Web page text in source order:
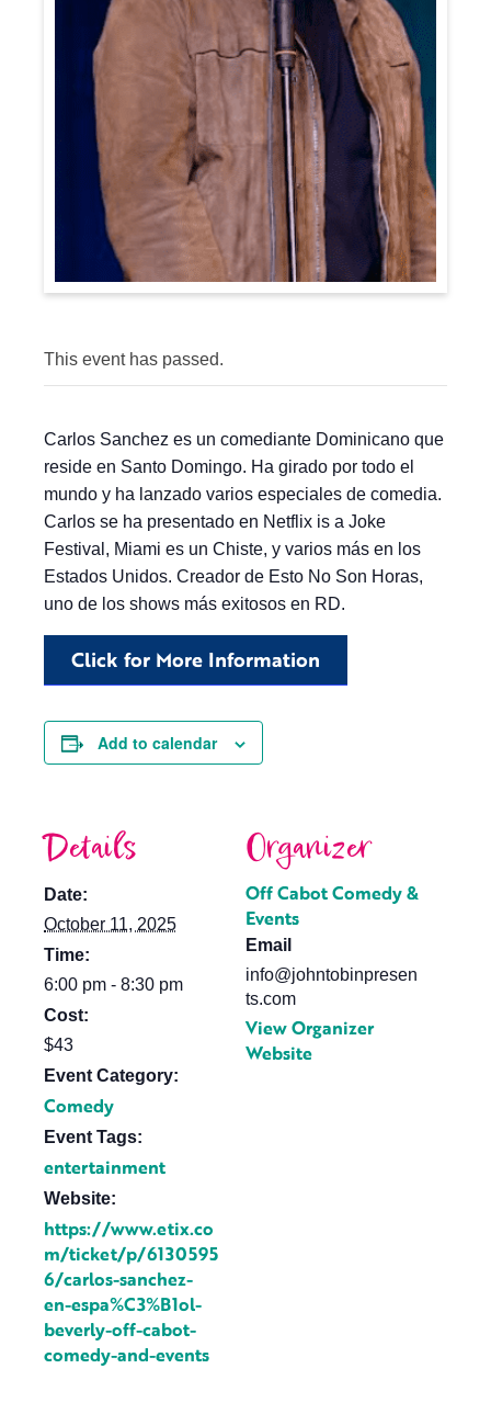
This event has passed.
Carlos Sanchez es un comediante Dominicano que
reside en Santo Domingo. Ha girado por todo el
mundo y ha lanzado varios especiales de comedia.
Carlos se ha presentado en Netflix is a Joke
Festival, Miami es un Chiste, y varios más en los
Estados Unidos. Creador de Esto No Son Horas,
uno de los shows más exitosos en RD.
Click for More Information
Add to calendar
Details
Date:
October 11, 2025
Time:
6:00 pm - 8:30 pm
Cost:
$43
Event Category:
Comedy
Event Tags:
entertainment
Website:
https://www.etix.co
m/ticket/p/6130595
6/carlos-sanchez-
en-espa%C3%B1ol-
beverly-off-cabot-
comedy-and-events
Organizer
Off Cabot Comedy &
Events
Email
info@johntobinpresen
ts.com
View Organizer
Website